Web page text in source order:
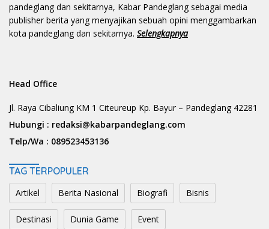
pandeglang dan sekitarnya, Kabar Pandeglang sebagai media
publisher berita yang menyajikan sebuah opini menggambarkan
kota pandeglang dan sekitarnya. Selengkapnya
Head Office
Jl. Raya Cibaliung KM 1 Citeureup Kp. Bayur – Pandeglang 42281
Hubungi : redaksi@kabarpandeglang.com
Telp/Wa : 089523453136
TAG TERPOPULER
Artikel Berita Nasional Biografi Bisnis
Destinasi Dunia Game Event